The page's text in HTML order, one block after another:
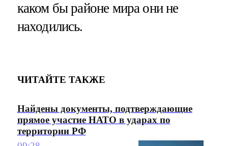
каком бы районе мира они не
находились.
ЧИТАЙТЕ ТАКЖЕ
Найдены документы, подтверждающие
прямое участие НАТО в ударах по
территории РФ